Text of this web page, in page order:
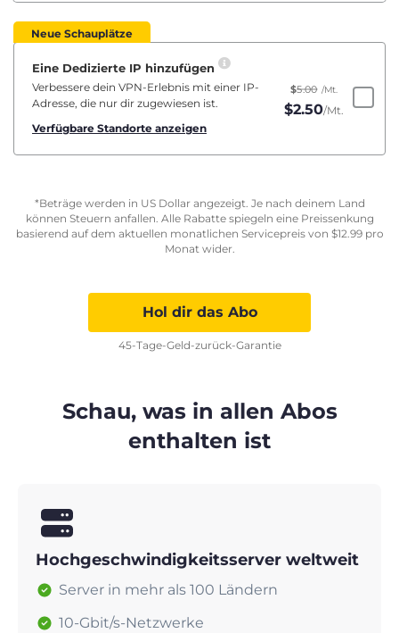
Neue Schauplätze
Eine Dedizierte IP hinzufügen
Verbessere dein VPN-Erlebnis mit einer IP-
Adresse, die nur dir zugewiesen ist.
Verfügbare Standorte anzeigen
$5.00 /Mt.
$2.50/Mt.
*Beträge werden in US Dollar angezeigt. Je nach deinem Land
können Steuern anfallen. Alle Rabatte spiegeln eine Preissenkung
basierend auf dem aktuellen monatlichen Servicepreis von $12.99pro
Monat wider.
Hol dir das Abo
45-Tage-Geld-zurück-Garantie
Schau, was in allen Abos
enthalten ist
Hochgeschwindigkeitsserver weltweit
Server in mehr als 100 Ländern
10-Gbit/s-Netzwerke